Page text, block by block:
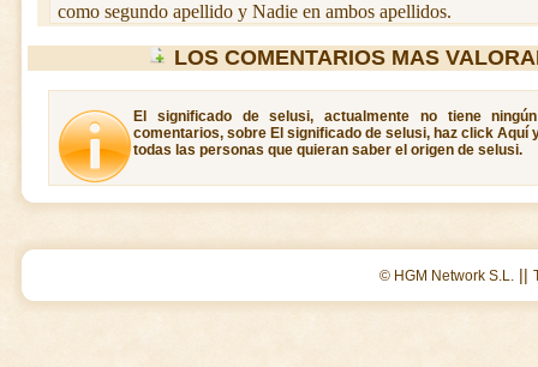
como segundo apellido y Nadie en ambos apellidos.
LOS COMENTARIOS MAS
El significado de selusi, actualmente no tiene
comentarios, sobre El significado de selusi, haz click Aquí
todas las personas que quieran saber el origen de selusi.
© HGM Network S.L. ||